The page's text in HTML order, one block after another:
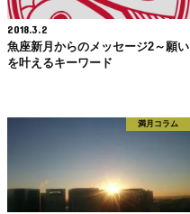
2018.3.2
魚座新月からのメッセージ2～願い
を叶えるキーワード
満月コラム